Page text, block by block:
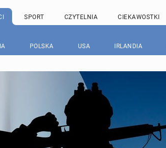
SPORT CZYTELNIA CIEKAWOSTKI
POLSKA USA IRLANDIA